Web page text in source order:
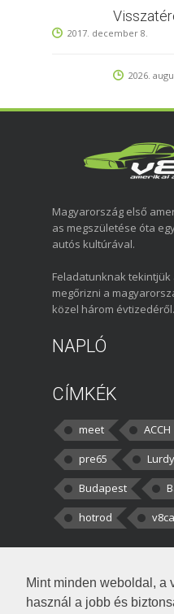
Mint minden weboldal, a
használ a jobb és
2017. december 8.
2026.
Magyarország első
as megszületése óta
autós kultúrával.
Feladatunknak
megőrizni a
közel három évtizedéről.
NAPLÓ
CÍMKÉK
meet ACCH
pre65
Lurdy
Budapest
hotrod
kortisz: